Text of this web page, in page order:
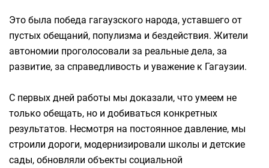
Это была победа гагаузского народа, уставшего от
пустых обещаний, популизма и бездействия. Жители
автономии проголосовали за реальные дела, за
развитие, за справедливость и уважение к Гагаузии.
С первых дней работы мы доказали, что умеем не
только обещать, но и добиваться конкретных
результатов. Несмотря на постоянное давление, мы
строили дороги, модернизировали школы и детские
сады, обновляли объекты социальной